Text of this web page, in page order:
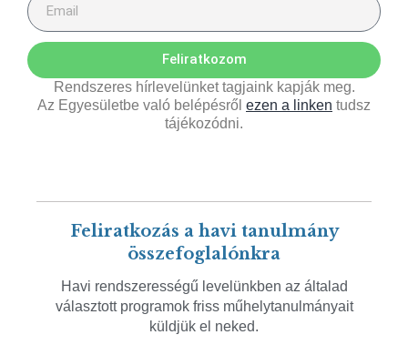
Feliratkozom
Rendszeres hírlevelünket tagjaink kapják meg.
Az Egyesületbe való belépésről ezen a linken tudsz
tájékozódni.
Feliratkozás a havi tanulmány
összefoglalónkra
Havi rendszerességű levelünkben az általad
választott programok friss műhelytanulmányait
küldjük el neked.